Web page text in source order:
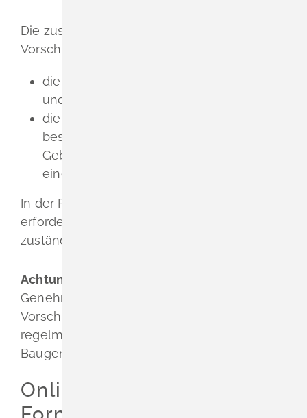
Die zuständige Stelle beurteilt nach den
Vorschriften des Baurechts:
die bauliche Errichtung einer Spielhalle
und
die Änderung der Nutzung eines
bestehenden Gebäudes oder
Gebäudeteils zum Zwecke des Betriebs
einer Spielhalle
In der Regel ist eine Baugenehmigung
erforderlich. Diese müssen Sie bei der
zuständigen Baurechtsbehörde beantragen.
Achtung:
Genehmigungserfordernisse nach anderen
Vorschriften unberührt. Sie erhalten sie
regelmäßig erst, wenn Ihnen eine
Baugenehmigung vorliegt.
Onlineantrag und